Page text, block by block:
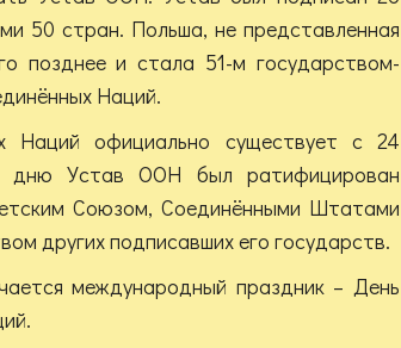
50 стран. Польша, не представленная
позднее и стала 51-м государством-
Наций.
Наций официально существует с 24
дню Устав ООН был ратифицирован
Союзом, Соединёнными Штатами
других подписавших его государств.
международный праздник – День